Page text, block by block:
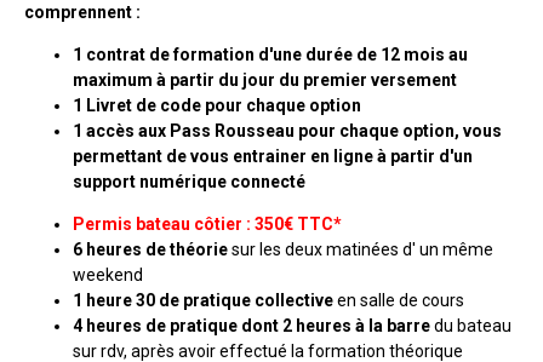
comprennent :
1 contrat de formation d'une durée de 12 mois au
maximum à partir du jour du premier versement
1 Livret de code pour chaque option
1 accès aux Pass Rousseau pour chaque option, vous
permettant de vous entrainer en ligne à partir d'un
support numérique connecté
Permis bateau côtier : 350€ TTC*
6 heures de théoriesur les deux matinées d' un même
weekend
1 heure 30 de pratique collectiveen salle de cours
4 heures de pratique dont 2 heures à la barredu bateau
sur rdv, après avoir effectué la formation théorique